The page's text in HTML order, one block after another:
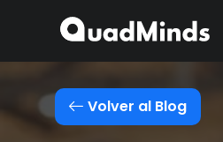
Volver al Blog